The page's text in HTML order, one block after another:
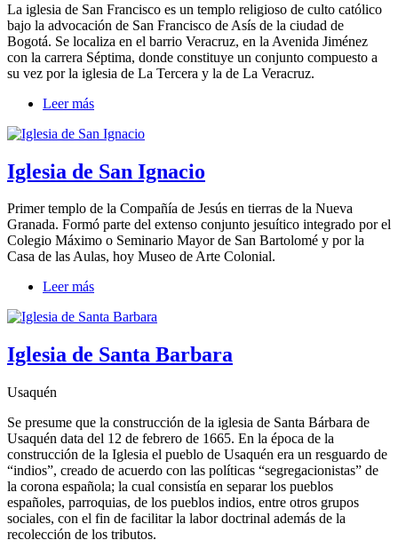
La iglesia de San Francisco es un templo religioso de culto católico
bajo la advocación de San Francisco de Asís de la ciudad de
Bogotá. Se localiza en el barrio Veracruz, en la Avenida Jiménez
con la carrera Séptima, donde constituye un conjunto compuesto a
su vez por la iglesia de La Tercera y la de La Veracruz.
Leer más
Iglesia de San Ignacio
Primer templo de la Compañía de Jesús en tierras de la Nueva
Granada. Formó parte del extenso conjunto jesuítico integrado por el
Colegio Máximo o Seminario Mayor de San Bartolomé y por la
Casa de las Aulas, hoy Museo de Arte Colonial.
Leer más
Iglesia de Santa Barbara
Usaquén
Se presume que la construcción de la iglesia de Santa Bárbara de
Usaquén data del 12 de febrero de 1665. En la época de la
construcción de la Iglesia el pueblo de Usaquén era un resguardo de
“indios”, creado de acuerdo con las políticas “segregacionistas” de
la corona española; la cual consistía en separar los pueblos
españoles, parroquias, de los pueblos indios, entre otros grupos
sociales, con el fin de facilitar la labor doctrinal además de la
recolección de los tributos.